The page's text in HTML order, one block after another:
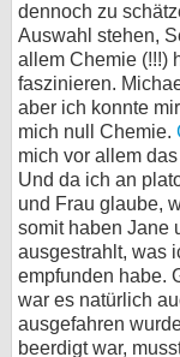
dennoch zu
Auswahl stehen,
allem Chemie (!!!)
faszinieren.
aber ich konnte
mich null Chemie.
mich vor allem
Und da ich an
und Frau glaube,
somit haben Jane
ausgestrahlt, was
empfunden habe.
war es natürlich
ausgefahren
beerdigt war,